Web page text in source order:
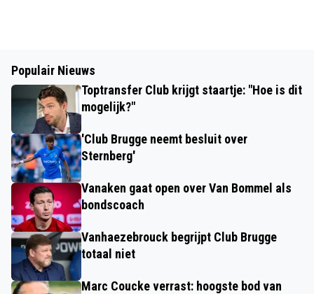
Populair Nieuws
Toptransfer Club krijgt staartje: "Hoe is dit
mogelijk?"
'Club Brugge neemt besluit over
Sternberg'
Vanaken gaat open over Van Bommel als
bondscoach
Vanhaezebrouck begrijpt Club Brugge
totaal niet
Marc Coucke verrast: hoogste bod van